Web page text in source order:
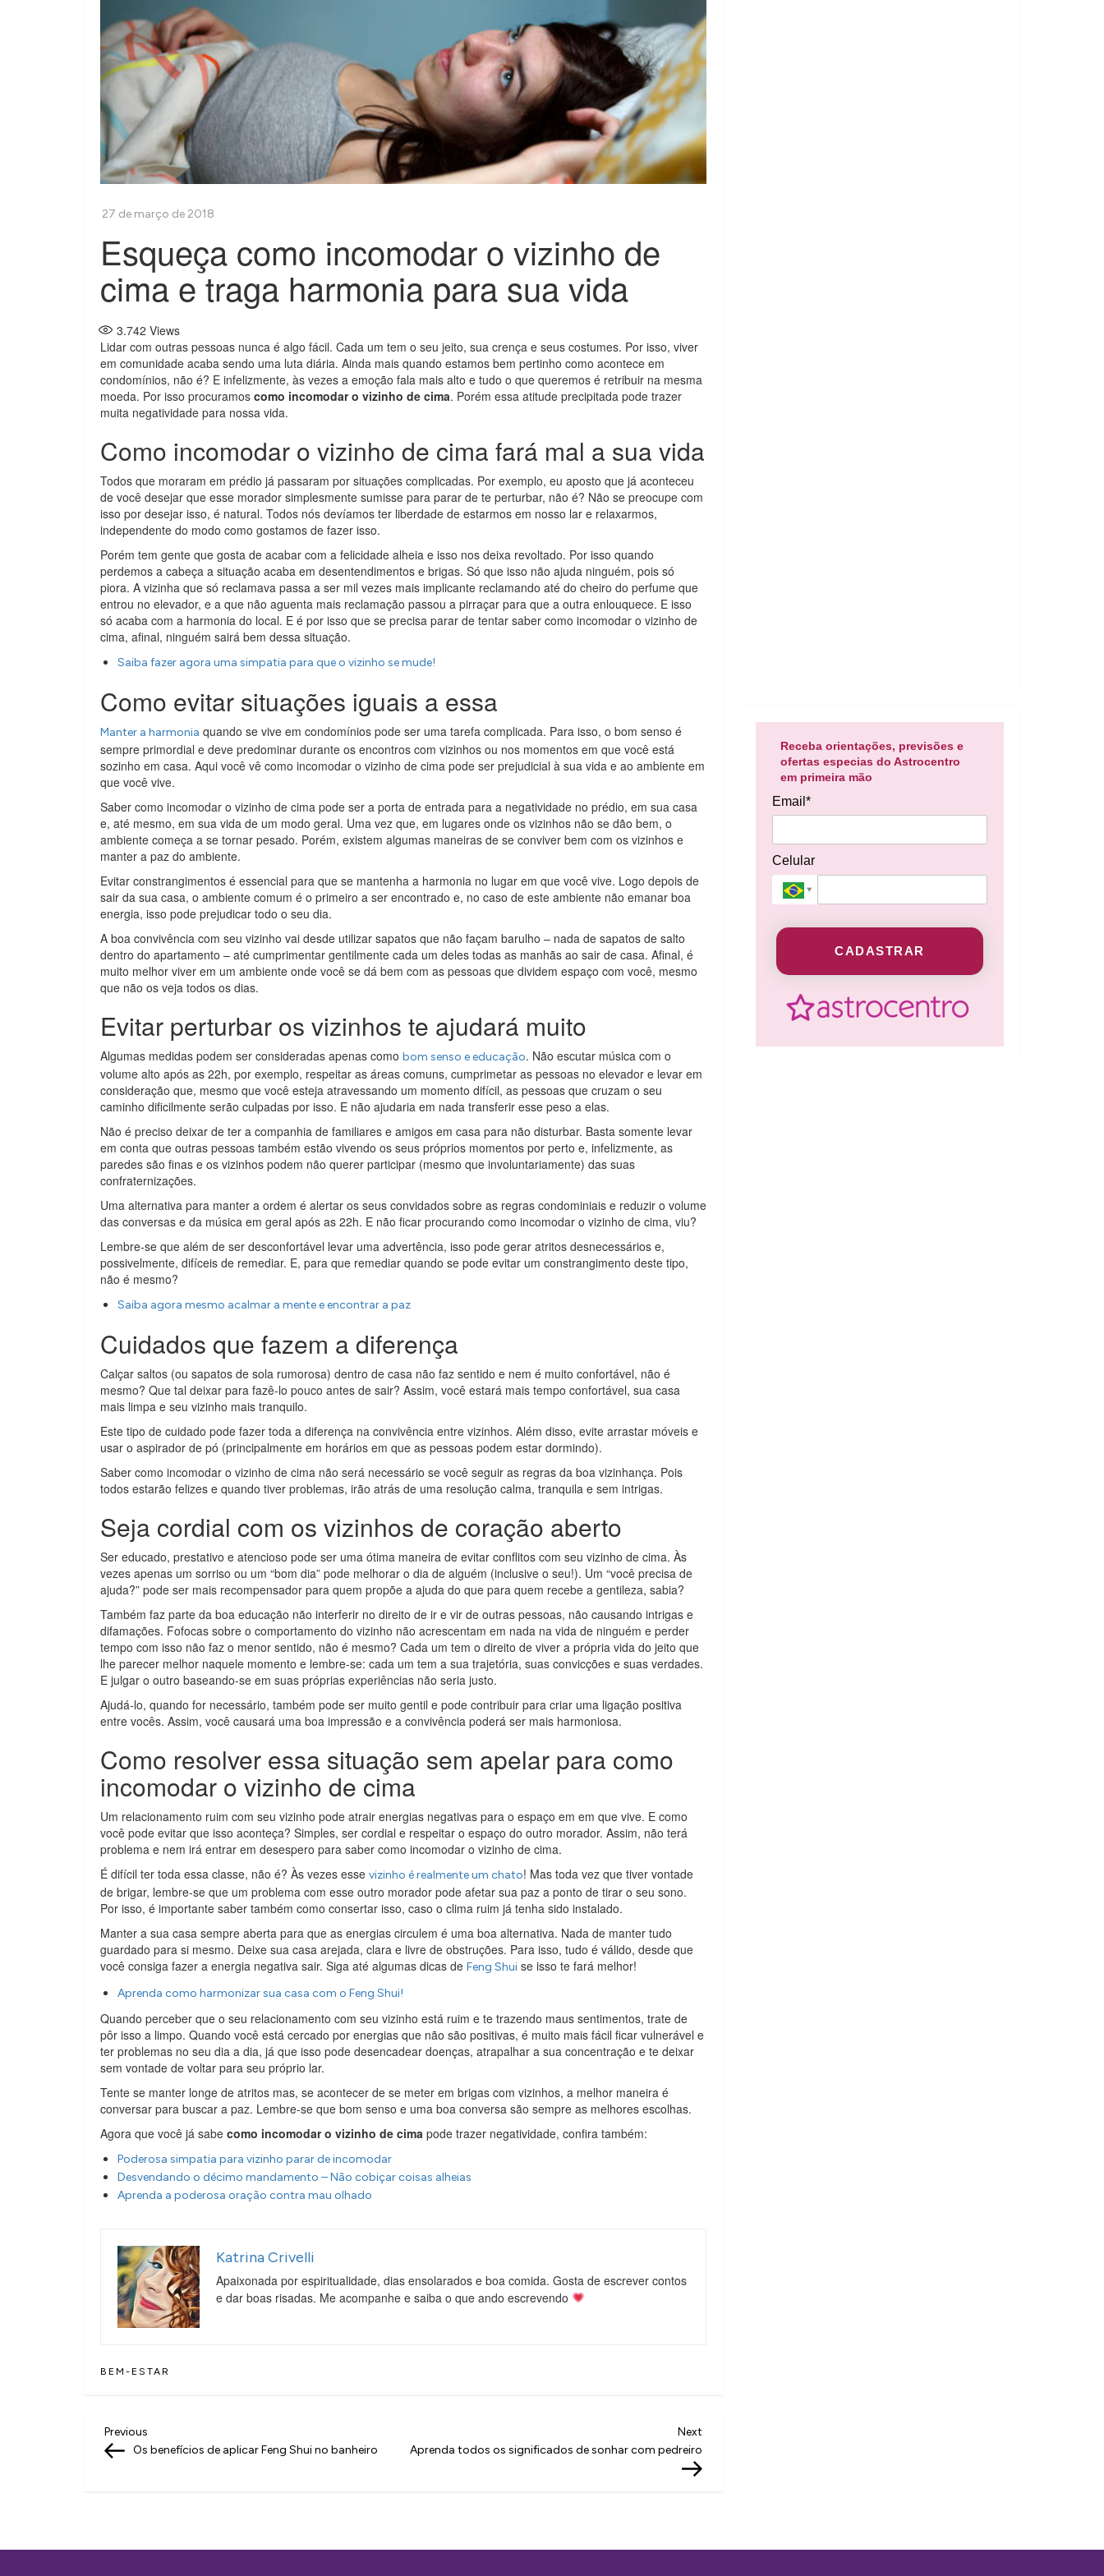
Esqueça como incomodar o vizinho de
cima e traga harmonia para sua vida
3.742 Views
Lidar com outras pessoas nunca é algo fácil. Cada um tem o seu jeito, sua crença e seus costumes. Por isso, viver
em comunidade acaba sendo uma luta diária. Ainda mais quando estamos bem pertinho como acontece em
condomínios, não é? E infelizmente, às vezes a emoção fala mais alto e tudo o que queremos é retribuir na mesma
moeda. Por isso procuramos como incomodar o vizinho de cima. Porém essa atitude precipitada pode trazer
muita negatividade para nossa vida.
Como incomodar o vizinho de cima fará mal a sua vida
Todos que moraram em prédio já passaram por situações complicadas. Por exemplo, eu aposto que já aconteceu
de você desejar que esse morador simplesmente sumisse para parar de te perturbar, não é? Não se preocupe com
isso por desejar isso, é natural. Todos nós devíamos ter liberdade de estarmos em nosso lar e relaxarmos,
independente do modo como gostamos de fazer isso.
Porém tem gente que gosta de acabar com a felicidade alheia e isso nos deixa revoltado. Por isso quando
perdemos a cabeça a situação acaba em desentendimentos e brigas. Só que isso não ajuda ninguém, pois só
piora. A vizinha que só reclamava passa a ser mil vezes mais implicante reclamando até do cheiro do perfume que
entrou no elevador, e a que não aguenta mais reclamação passou a pirraçar para que a outra enlouquece. E isso
só acaba com a harmonia do local. E é por isso que se precisa parar de tentar saber como incomodar o vizinho de
cima, afinal, ninguém sairá bem dessa situação.
Saiba fazer agora uma simpatia para que o vizinho se mude!
Como evitar situações iguais a essa
Manter a harmonia quando se vive em condomínios pode ser uma tarefa complicada. Para isso, o bom senso é
sempre primordial e deve predominar durante os encontros com vizinhos ou nos momentos em que você está
sozinho em casa. Aqui você vê como incomodar o vizinho de cima pode ser prejudicial à sua vida e ao ambiente em
que você vive.
Saber como incomodar o vizinho de cima pode ser a porta de entrada para a negatividade no prédio, em sua casa
e, até mesmo, em sua vida de um modo geral. Uma vez que, em lugares onde os vizinhos não se dão bem, o
ambiente começa a se tornar pesado. Porém, existem algumas maneiras de se conviver bem com os vizinhos e
manter a paz do ambiente.
Evitar constrangimentos é essencial para que se mantenha a harmonia no lugar em que você vive. Logo depois de
sair da sua casa, o ambiente comum é o primeiro a ser encontrado e, no caso de este ambiente não emanar boa
energia, isso pode prejudicar todo o seu dia.
A boa convivência com seu vizinho vai desde utilizar sapatos que não façam barulho – nada de sapatos de salto
dentro do apartamento – até cumprimentar gentilmente cada um deles todas as manhãs ao sair de casa. Afinal, é
muito melhor viver em um ambiente onde você se dá bem com as pessoas que dividem espaço com você, mesmo
que não os veja todos os dias.
Evitar perturbar os vizinhos te ajudará muito
Algumas medidas podem ser consideradas apenas como bom senso e educação. Não escutar música com o
volume alto após as 22h, por exemplo, respeitar as áreas comuns, cumprimetar as pessoas no elevador e levar em
consideração que, mesmo que você esteja atravessando um momento difícil, as pessoas que cruzam o seu
caminho dificilmente serão culpadas por isso. E não ajudaria em nada transferir esse peso a elas.
Não é preciso deixar de ter a companhia de familiares e amigos em casa para não disturbar. Basta somente levar
em conta que outras pessoas também estão vivendo os seus próprios momentos por perto e, infelizmente, as
paredes são finas e os vizinhos podem não querer participar (mesmo que involuntariamente) das suas
confraternizações.
Uma alternativa para manter a ordem é alertar os seus convidados sobre as regras condominiais e reduzir o volume
das conversas e da música em geral após as 22h. E não ficar procurando como incomodar o vizinho de cima, viu?
Lembre-se que além de ser desconfortável levar uma advertência, isso pode gerar atritos desnecessários e,
possivelmente, difíceis de remediar. E, para que remediar quando se pode evitar um constrangimento deste tipo,
não é mesmo?
Saiba agora mesmo acalmar a mente e encontrar a paz
Cuidados que fazem a diferença
Calçar saltos (ou sapatos de sola rumorosa) dentro de casa não faz sentido e nem é muito confortável, não é
mesmo? Que tal deixar para fazê-lo pouco antes de sair? Assim, você estará mais tempo confortável, sua casa
mais limpa e seu vizinho mais tranquilo.
Este tipo de cuidado pode fazer toda a diferença na convivência entre vizinhos. Além disso, evite arrastar móveis e
usar o aspirador de pó (principalmente em horários em que as pessoas podem estar dormindo).
Saber como incomodar o vizinho de cima não será necessário se você seguir as regras da boa vizinhança. Pois
todos estarão felizes e quando tiver problemas, irão atrás de uma resolução calma, tranquila e sem intrigas.
Seja cordial com os vizinhos de coração aberto
Ser educado, prestativo e atencioso pode ser uma ótima maneira de evitar conflitos com seu vizinho de cima. Às
vezes apenas um sorriso ou um “bom dia” pode melhorar o dia de alguém (inclusive o seu!). Um “você precisa de
ajuda?” pode ser mais recompensador para quem propõe a ajuda do que para quem recebe a gentileza, sabia?
Também faz parte da boa educação não interferir no direito de ir e vir de outras pessoas, não causando intrigas e
difamações. Fofocas sobre o comportamento do vizinho não acrescentam em nada na vida de ninguém e perder
tempo com isso não faz o menor sentido, não é mesmo? Cada um tem o direito de viver a própria vida do jeito que
lhe parecer melhor naquele momento e lembre-se: cada um tem a sua trajetória, suas convicções e suas verdades.
E julgar o outro baseando-se em suas próprias experiências não seria justo.
Ajudá-lo, quando for necessário, também pode ser muito gentil e pode contribuir para criar uma ligação positiva
entre vocês. Assim, você causará uma boa impressão e a convivência poderá ser mais harmoniosa.
Como resolver essa situação sem apelar para como
incomodar o vizinho de cima
Um relacionamento ruim com seu vizinho pode atrair energias negativas para o espaço em em que vive. E como
você pode evitar que isso aconteça? Simples, ser cordial e respeitar o espaço do outro morador. Assim, não terá
problema e nem irá entrar em desespero para saber como incomodar o vizinho de cima.
É difícil ter toda essa classe, não é? Às vezes esse vizinho é realmente um chato! Mas toda vez que tiver vontade
de brigar, lembre-se que um problema com esse outro morador pode afetar sua paz a ponto de tirar o seu sono.
Por isso, é importante saber também como consertar isso, caso o clima ruim já tenha sido instalado.
Manter a sua casa sempre aberta para que as energias circulem é uma boa alternativa. Nada de manter tudo
guardado para si mesmo. Deixe sua casa arejada, clara e livre de obstruções. Para isso, tudo é válido, desde que
você consiga fazer a energia negativa sair. Siga até algumas dicas de Feng Shui se isso te fará melhor!
Aprenda como harmonizar sua casa com o Feng Shui!
Quando perceber que o seu relacionamento com seu vizinho está ruim e te trazendo maus sentimentos, trate de
pôr isso a limpo. Quando você está cercado por energias que não são positivas, é muito mais fácil ficar vulnerável e
ter problemas no seu dia a dia, já que isso pode desencadear doenças, atrapalhar a sua concentração e te deixar
sem vontade de voltar para seu próprio lar.
Tente se manter longe de atritos mas, se acontecer de se meter em brigas com vizinhos, a melhor maneira é
conversar para buscar a paz. Lembre-se que bom senso e uma boa conversa são sempre as melhores escolhas.
Agora que você já sabe como incomodar o vizinho de cima pode trazer negatividade, confira também:
Poderosa simpatia para vizinho parar de incomodar
Desvendando o décimo mandamento – Não cobiçar coisas alheias
Aprenda a poderosa oração contra mau olhado
Katrina Crivelli
Apaixonada por espiritualidade, dias ensolarados e boa comida. Gosta de escrever contos
e dar boas risadas. Me acompanhe e saiba o que ando escrevendo
BEM-ESTAR
N
a
g
Previous
Post
Previous
Os benefícios de aplicar Feng Shui no banheiro
Next
Aprenda todos os significados de sonhar com pedreiro
Receba orientações, previsões e
ofertas especias do Astrocentro
em primeira mão
Email*
Celular
CADASTRAR